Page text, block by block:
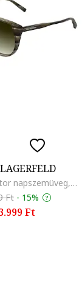
Uniszex aviator napszemüveg, Zöld
Ft - 15%
Ft